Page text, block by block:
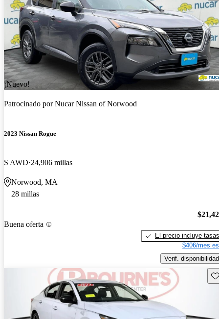
¡Nuevo!
Patrocinado porNucar Nissan of Norwood
2023 Nissan Rogue
S AWD 24,906 millas
Norwood, MA
28 millas
Buena oferta
El precio incluye tasas
$406/mes
Verif. disponibilidad